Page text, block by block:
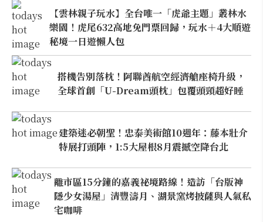
【雲林親子玩水】全台唯一「虎爺主題」叢林水
樂園！虎尾632高地免門票回歸，玩水＋4大順遊
秘境一日遊懶人包
搭機告別落枕！阿聯酋航空經濟艙座椅升級，
全球首創「U-Dream頭枕」包覆頭頸超好睡
建築迷必朝聖！忠泰美術館10週年：藤本壯介
特展打頭陣，1:5大屋根8月震撼空降台北
離市區15分鐘的嘉義祕境路線！造訪「台版神
隱少女湯屋」清豐濤月、湖景窯烤披薩與人氣私
宅咖啡